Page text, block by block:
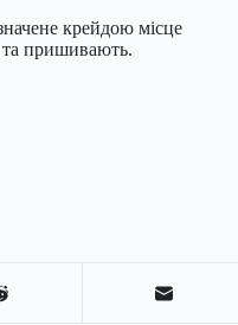
крейдою місце
пришивають.